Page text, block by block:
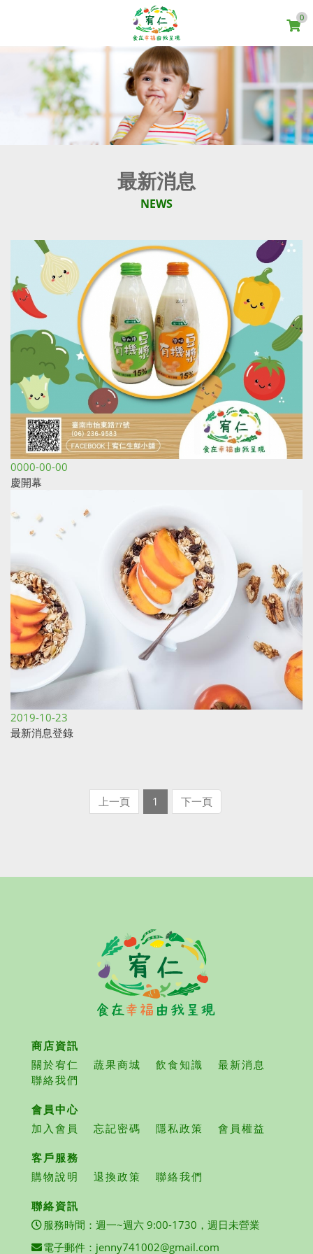
0
最新消息
NEWS
0000-00-00
慶開幕
2019-10-23
最新消息登錄
上一頁 1 下一頁
商店資訊
關於宥仁
蔬果商城 飲食知識
最新消息
聯絡我們
會員中心
加入會員
忘記密碼 隱私政策 會員權益
客戶服務
購物說明
退換政策 聯絡我們
聯絡資訊
服務時間：週一~週六 9:00-1730，週日未營業
電子郵件： jenny741002@gmail.com